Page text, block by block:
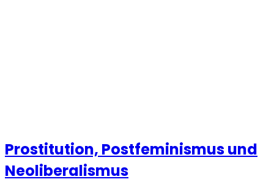
Prostitution, Postfeminismus und
Neoliberalismus